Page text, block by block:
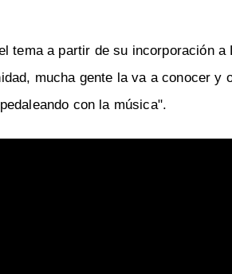
tema a partir de su incorporación
mucha gente la va a conocer y
con la música".